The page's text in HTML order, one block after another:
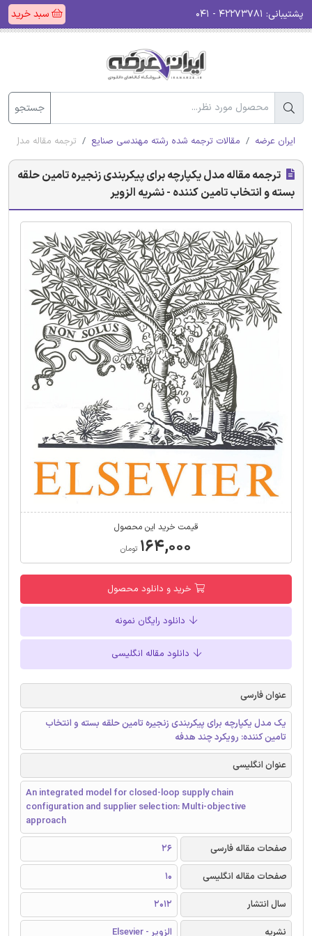
پشتیبانی: سبد خرید
جستجو
ایران عرضه مقالات ترجمه شده رشته مهندسی صنایع ترجمه مقاله مدل
ترجمه مقاله مدل یکپارچه برای پیکربندی زنجیره تامین حلقه
بسته و انتخاب تامین کننده - نشریه الزویر
قیمت خرید این محصول
۱۶۴,۰۰۰ تومان
خرید و دانلود محصول
دانلود رایگان نمونه
دانلود مقاله انگلیسی
عنوان فارسی
یک مدل یکپارچه برای پیکربندی زنجیره تامین حلقه بسته و انتخاب
تامین کننده: رویکرد چند هدفه
عنوان انگلیسی
An integrated model for closed-loop supply chain
configuration and supplier selection: Multi-objective
approach
صفحات مقاله فارسی
26
صفحات مقاله انگلیسی
10
سال انتشار
2012
نشریه
الزویر - Elsevier